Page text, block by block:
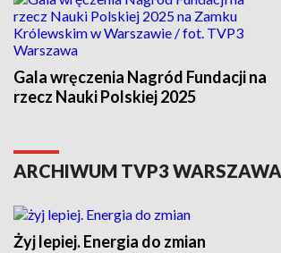
Gala wręczenia Nagród Fundacji na
rzecz Nauki Polskiej 2025
ARCHIWUM TVP3 WARSZAWA
Żyj lepiej. Energia do zmian